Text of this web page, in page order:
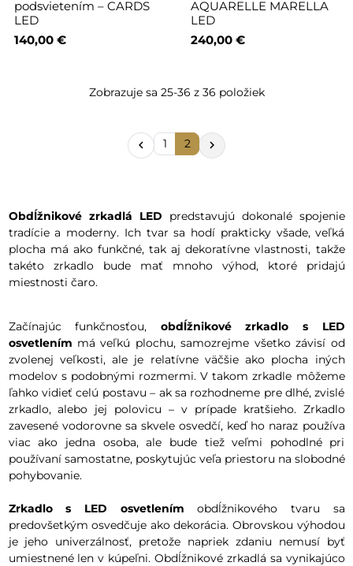
podsvietením – CARDS
LED
140,00 €
AQUARELLE MARELLA
LED
240,00 €
Zobrazuje sa 25-36 z 36 položiek
 1 2 
Obdĺžnikové zrkadlá LED predstavujú dokonalé spojenie
tradície a moderny. Ich tvar sa hodí prakticky všade, veľká
plocha má ako funkčné, tak aj dekoratívne vlastnosti, takže
takéto zrkadlo bude mať mnoho výhod, ktoré pridajú
miestnosti čaro.
Začínajúc funkčnosťou, obdĺžnikové zrkadlo s LED
osvetlením má veľkú plochu, samozrejme všetko závisí od
zvolenej veľkosti, ale je relatívne väčšie ako plocha iných
modelov s podobnými rozmermi. V takom zrkadle môžeme
ľahko vidieť celú postavu – ak sa rozhodneme pre dlhé, zvislé
zrkadlo, alebo jej polovicu – v prípade kratšieho. Zrkadlo
zavesené vodorovne sa skvele osvedčí, keď ho naraz používa
viac ako jedna osoba, ale bude tiež veľmi pohodlné pri
používaní samostatne, poskytujúc veľa priestoru na slobodné
pohybovanie.
Zrkadlo s LED osvetlením obdĺžnikového tvaru sa
predovšetkým osvedčuje ako dekorácia. Obrovskou výhodou
je jeho univerzálnosť, pretože napriek zdaniu nemusí byť
umiestnené len v kúpeľni. Obdĺžnikové zrkadlá sa vynikajúco